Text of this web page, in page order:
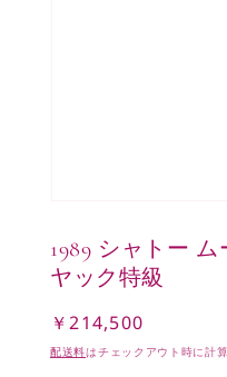
ダ
ル
で
デ
ィ
1989 シャトー
ヤック特級
通
常
￥214,500
配送料はチェックアウト時に計算